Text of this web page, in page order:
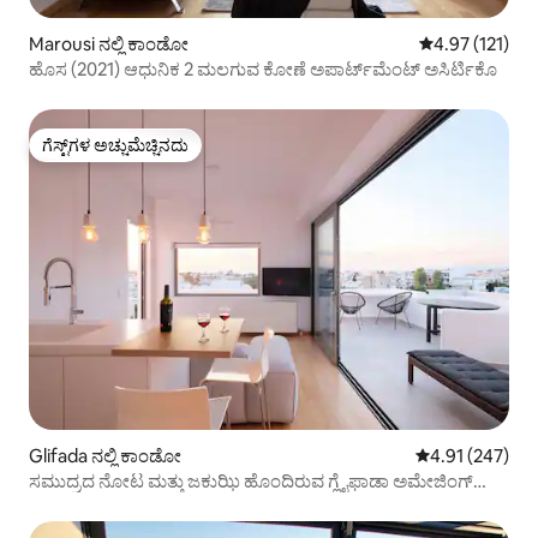
Marousi ನಲ್ಲಿ ಕಾಂಡೋ 5 ರಲ್ಲಿ 4.97
4.97 (121)
ಹೊಸ (2021) ಆಧುನಿಕ 2 ಮಲಗುವ ಕೋಣೆ ಅಪಾರ್ಟ್‌ಮೆಂಟ್ ಅಸಿರ್ಟಿಕೊ
ಗೆಸ್ಟ್‌ಗಳ ಅಚ್ಚುಮೆಚ್ಚಿನದು
ಗೆಸ್ಟ್‌ಗಳ ಅಚ್ಚುಮೆಚ್ಚಿನದು
Glifada ನಲ್ಲಿ ಕಾಂಡೋ 5 ರಲ್ಲಿ 4.91
4.91 (247)
ಸಮುದ್ರದ ನೋಟ ಮತ್ತು ಜಕುಝಿ ಹೊಂದಿರುವ ಗ್ಲೈಫಾಡಾ ಅಮೇಜಿಂಗ್